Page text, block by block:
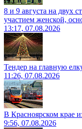
8 и 9 августа на двух
участием женской,
13:17, 07.08.2026
Тендер на главную
11:26, 07.08.2026
В Красноярском крае
9:56, 07.08.2026